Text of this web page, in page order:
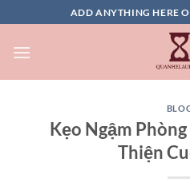
qua
nội
ADD ANYTHING HERE
Kẹo Ngậm
Thiện